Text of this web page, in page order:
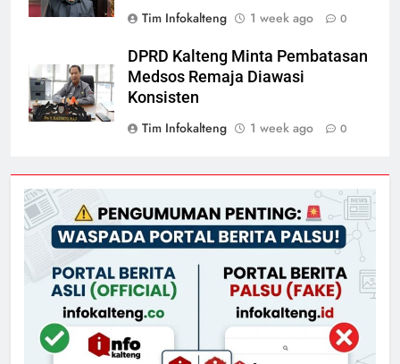
Tim Infokalteng
1 week ago 0
DPRD Kalteng Minta Pembatasan
Medsos Remaja Diawasi
Konsisten
Tim Infokalteng
1 week ago 0